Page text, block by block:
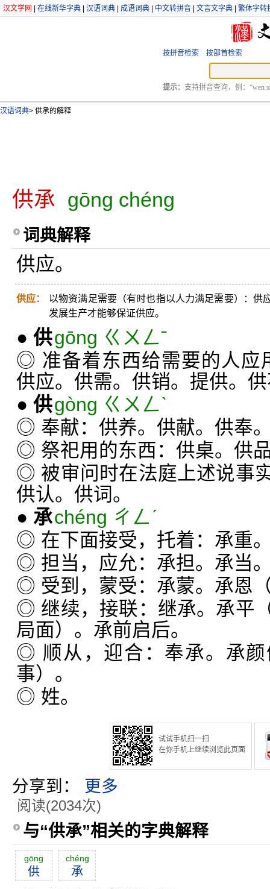
汉文学网 在线新华字典 汉语词典 成语词典 中文转拼音 文言文字典 繁体字转
按拼音检索 按部首检索
提示： 支持拼音查询，例：“wen
汉语词典> 供承的解释
供承 gōng chéng
词典解释
供应。
供应：
以物资满足需要（有时也指以人力满足需要）：供
发展生产才能够保证供应。
● 供gōng ㄍㄨㄥˉ
◎ 准备着东西给需要的人应
供应。供需。供销。提供。
● 供gòng ㄍㄨㄥˋ
◎ 奉献：供养。供献。供奉
◎ 祭祀用的东西：供桌。供
◎ 被审问时在法庭上述说事
供认。供词。
● 承chéng ㄔㄥˊ
◎ 在下面接受，托着：承重
◎ 担当，应允：承担。承当
◎ 受到，蒙受：承蒙。承恩
◎ 继续，接联：继承。承平
局面）。承前启后。
◎ 顺从，迎合：奉承。承
事）。
◎ 姓。
试试手机扫一扫
在你手机上继续浏览此页面
分享到： 更多
阅读(2034次)
与“供承”相关的字典解释
gōng
供
chéng
承